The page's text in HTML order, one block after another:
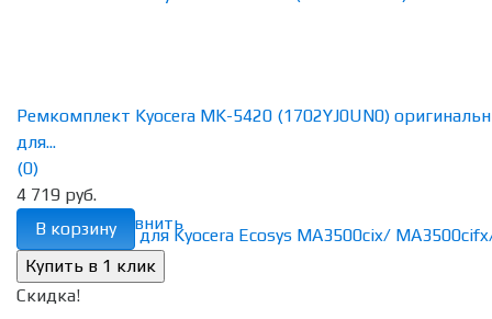
избранное сравнить
Ремкомплект Kyocera MK-5420 (1702YJ0UN0)
для...
(0)
4 719 руб.
В корзину
Скидка!